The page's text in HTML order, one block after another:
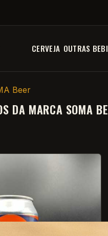
CERVEJA OUTRAS
Beer
DA MARCA SOMA